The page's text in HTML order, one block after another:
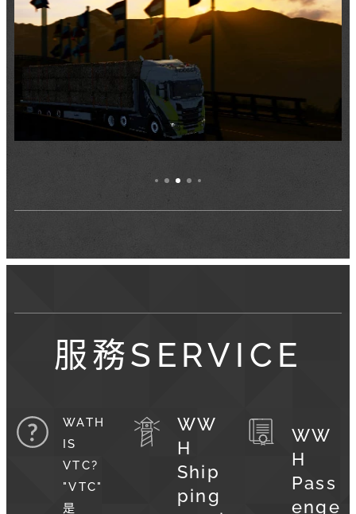
服務SERVICE
WATH
IS
VTC?
"VTC"
是
WW
H
Ship
ping
WW
H
Pass
enge